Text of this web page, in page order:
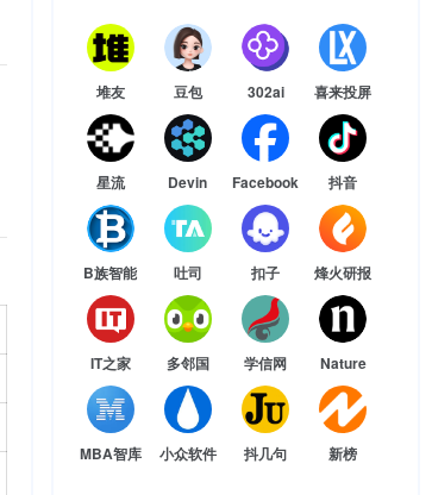
堆友 豆包 302ai 喜来投屏
星流 Devin Facebook 抖音
B族智能 吐司 扣子 烽火研报
IT之家 多邻国 学信网 Nature
MBA智库 小众软件 抖几句 新榜